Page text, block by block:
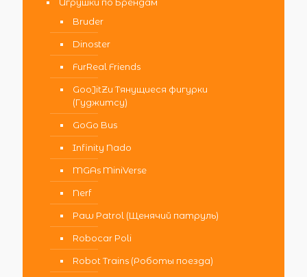
Bruder
Dinoster
FurReal Friends
GooJitZu Тянущиеся фигурки
(Гуджитсу)
GoGo Bus
Infinity Nado
MGAs MiniVerse
Nerf
Paw Patrol (Щенячий патруль)
Robocar Poli
Robot Trains (Роботы поезда)